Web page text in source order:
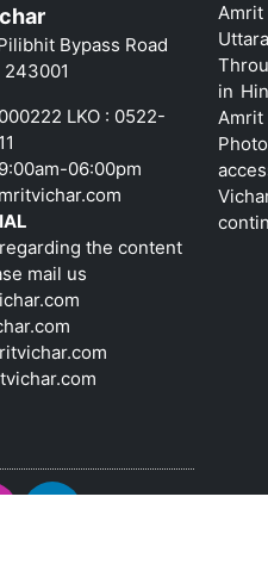
Bypass Road
243001
LKO : 0522-
06:00pm
the content
mail us
in